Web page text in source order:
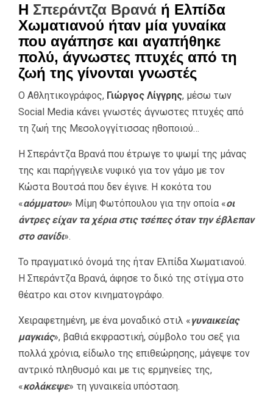
Η Σπεράντζα Βρανά ή Ελπίδα
Χωματιανού ήταν μία γυναίκα
που αγάπησε και αγαπήθηκε
πολύ, άγνωστες πτυχές από τη
ζωή της γίνονται γνωστές
Ο Αθλητικογράφος, Γιώργος Λίγγρης, μέσω των
Social Media κάνει γνωστές άγνωστες πτυχές από
τη ζωή της Μεσολογγίτισσας ηθοποιού…
Η Σπεράντζα Βρανά που έτρωγε το ψωμί της μάνας
της και παρήγγειλε νυφικό για τον γάμο με τον
Κώστα Βουτσά που δεν έγινε. Η κοκότα του
«αόμματου» Μίμη Φωτόπουλου για την οποία «οι
άντρες είχαν τα χέρια στις τσέπες όταν την έβλεπαν
στο σανίδι».
Το πραγματικό όνομά της ήταν Ελπίδα Χωματιανού.
Η Σπεράντζα Βρανά, άφησε το δικό της στίγμα στο
θέατρο και στον κινηματογράφο.
Χειραφετημένη, με ένα μοναδικό στιλ «γυναικείας
μαγκιάς», βαθιά εκφραστική, σύμβολο του σεξ για
πολλά χρόνια, είδωλο της επιθεώρησης, μάγεψε τον
αντρικό πληθυσμό και με τις ερμηνείες της,
«κολάκεψε» τη γυναικεία υπόσταση.